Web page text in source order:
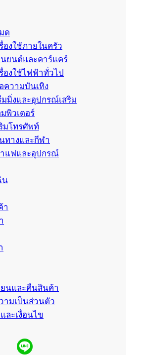
ด
องใช้ภายในครัว
ยนต์และคาร์แคร์
องใช้ไฟฟ้าทั่วไป
ความบันเทิง
มมิ่งและอุปกรณ์เสริม
พิวเตอร์
มโทรศัพท์
ทางและกีฬา
าแฟและอุปกรณ์
น
า
ยนและคืนสินค้า
ามเป็นส่วนตัว
ละเงื่อนไข